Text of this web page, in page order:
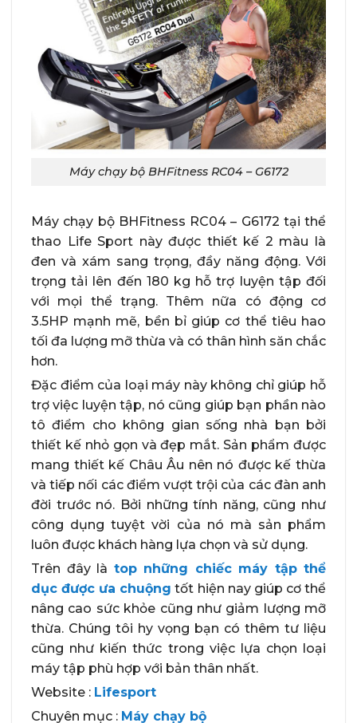
Máy chạy bộ BHFitness RC04 – G6172
Máy chạy bộ BHFitness RC04 – G6172 tại thể
thao Life Sport này được thiết kế 2 màu là
đen và xám sang trọng, đầy năng động. Với
trọng tải lên đến 180 kg hỗ trợ luyện tập đối
với mọi thể trạng. Thêm nữa có động cơ
3.5HP mạnh mẽ, bền bỉ giúp cơ thể tiêu hao
tối đa lượng mỡ thừa và có thân hình săn chắc
hơn.
Đặc điểm của loại máy này không chỉ giúp hỗ
trợ việc luyện tập, nó cũng giúp bạn phần nào
tô điểm cho không gian sống nhà bạn bởi
thiết kế nhỏ gọn và đẹp mắt. Sản phẩm được
mang thiết kế Châu Âu nên nó được kế thừa
và tiếp nối các điểm vượt trội của các đàn anh
đời trước nó. Bởi những tính năng, cũng như
công dụng tuyệt vời của nó mà sản phẩm
luôn được khách hàng lựa chọn và sử dụng.
Trên đây là top những chiếc máy tập thể
dục được ưa chuộng tốt hiện nay giúp cơ thể
nâng cao sức khỏe cũng như giảm lượng mỡ
thừa. Chúng tôi hy vọng bạn có thêm tư liệu
cũng như kiến thức trong việc lựa chọn loại
máy tập phù hợp với bản thân nhất.
Website : Lifesport
Chuyên mục : Máy chạy bộ